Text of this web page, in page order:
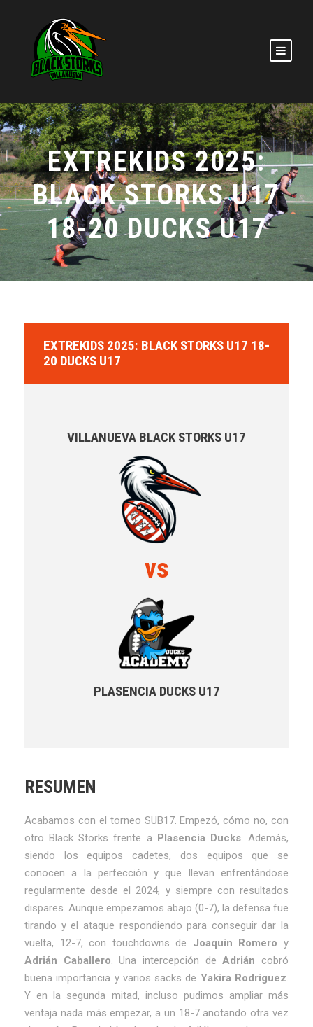
EXTREKIDS 2025:
BLACK STORKS U17
18-20 DUCKS U17
EXTREKIDS 2025: BLACK STORKS U17 18-
20 DUCKS U17
VILLANUEVA BLACK STORKS U17
vs
PLASENCIA DUCKS U17
RESUMEN
Acabamos con el torneo SUB17. Empezó, cómo no, con
otro Black Storks frente a Plasencia Ducks. Además,
siendo los equipos cadetes, dos equipos que se
conocen a la perfección y que llevan enfrentándose
regularmente desde el 2024, y siempre con resultados
dispares. Aunque empezamos abajo (0-7), la defensa fue
tirando y el ataque respondiendo para conseguir dar la
vuelta, 12-7, con touchdowns de Joaquín Romero y
Adrián Caballero. Una intercepción deAdrián cobró
buena importancia y varios sacks de Yakira Rodríguez.
Y en la segunda mitad, incluso pudimos ampliar más
ventaja nada más empezar, a un 18-7 anotando otra vez